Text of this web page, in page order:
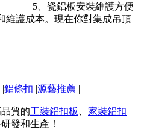
5、瓷鋁板安裝維護方便
維護成本。現在你對集成吊頂
|鋁條扣 |源藝推薦 |
質的工裝鋁扣板
家裝鋁扣
發和生產！